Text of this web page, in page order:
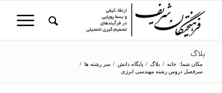
بلاگ
مکان شما: خانه / بلاگ / پایگاه دانش / سر رشته ها /
سرفصل دروس رشته مهندسی انرژی